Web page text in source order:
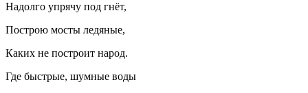
Надолго упрячу под гнёт,
Построю мосты ледяные,
Каких не построит народ.
Где быстрые, шумные воды